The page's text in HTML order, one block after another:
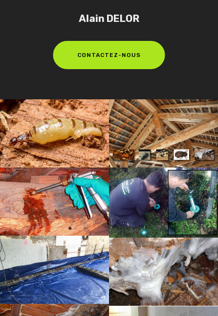
Alain DELOR
CONTACTEZ-NOUS